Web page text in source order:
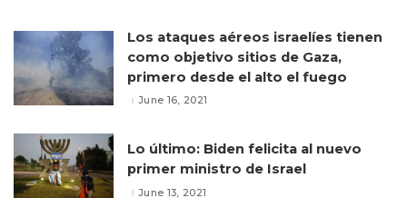
Los ataques aéreos israelíes tienen
como objetivo sitios de Gaza,
primero desde el alto el fuego
June 16, 2021
Lo último: Biden felicita al nuevo
primer ministro de Israel
June 13, 2021